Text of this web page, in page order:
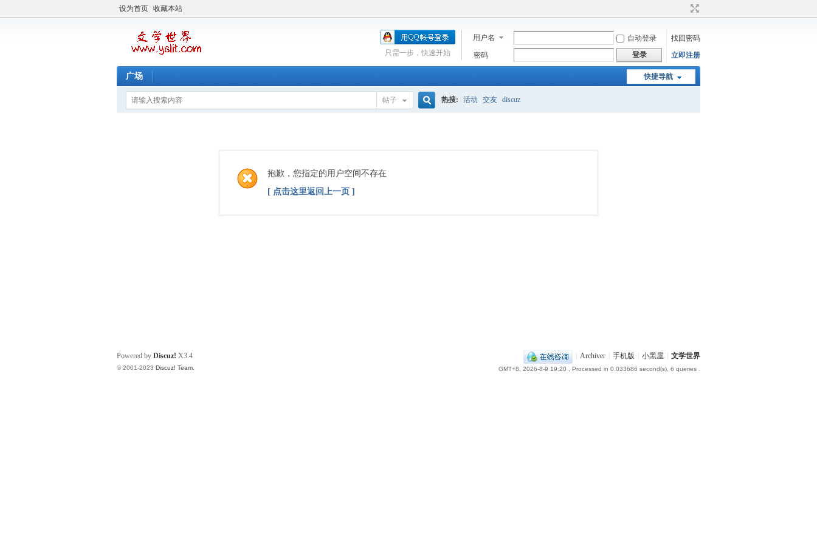
设为首页 收藏本站
用户名 自动登录
找回密码
密码
登录 立即注册
只需一步，快速开始
快捷导航
广场
帖子 热搜: 活动 交友 discuz
抱歉，您指定的用户空间不存在
[ 点击这里返回上一页 ]
Archiver 手机版 小黑屋 文学世界
GMT+8, 2026-8-9 19:20 , Processed in 0.033686 second(s), 6 queries .
Powered by Discuz! X3.4
© 2001-2023 Discuz! Team